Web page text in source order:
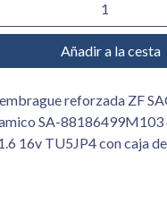
Añadir a la cesta
reforzada ZF
SA-88186499M103
16v TU5JP4 con caja